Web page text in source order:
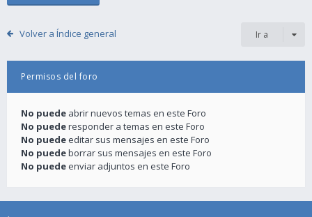
Volver a Índice general Ir a
Permisos del foro
No puede abrir nuevos temas en este Foro
No puederesponder a temas en este Foro
No puedeeditar sus mensajes en este Foro
No puedeborrar sus mensajes en este Foro
No puedeenviar adjuntos en este Foro